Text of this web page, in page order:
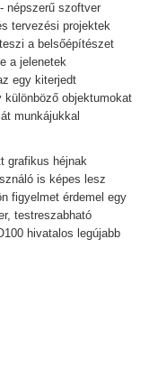
népszerű szoftver
tervezési projektek
a belsőépítészet
a jelenetek
egy kiterjedt
objektumokat
munkájukkal
grafikus héjnak
is képes lesz
figyelmet érdemel egy
testreszabható
hivatalos legújabb